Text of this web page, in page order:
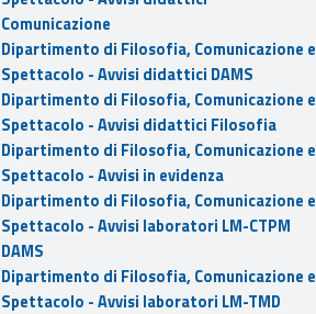
Comunicazione
Dipartimento di Filosofia, Comunicazione e
Spettacolo - Avvisi didattici DAMS
Dipartimento di Filosofia, Comunicazione e
Spettacolo - Avvisi didattici Filosofia
Dipartimento di Filosofia, Comunicazione e
Spettacolo - Avvisi in evidenza
Dipartimento di Filosofia, Comunicazione e
Spettacolo - Avvisi laboratori LM-CTPM
DAMS
Dipartimento di Filosofia, Comunicazione e
Spettacolo - Avvisi laboratori LM-TMD